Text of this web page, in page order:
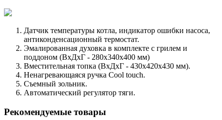
Датчик температуры котла, индикатор ошибки насоса,
антиконденсационный термостат.
Эмалированная духовка в комплекте с грилем и
поддоном (ВxДxГ - 280x340x400 мм)
Вместительная топка (ВxДxГ - 430x420x430 мм).
Ненагревающаяся ручка Cool touch.
Съемный зольник.
Автоматический регулятор тяги.
Рекомендуемые товары